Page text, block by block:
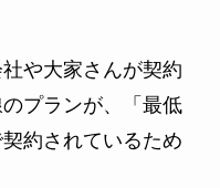
や大家さんが契約
プランが、「最低
約されているため